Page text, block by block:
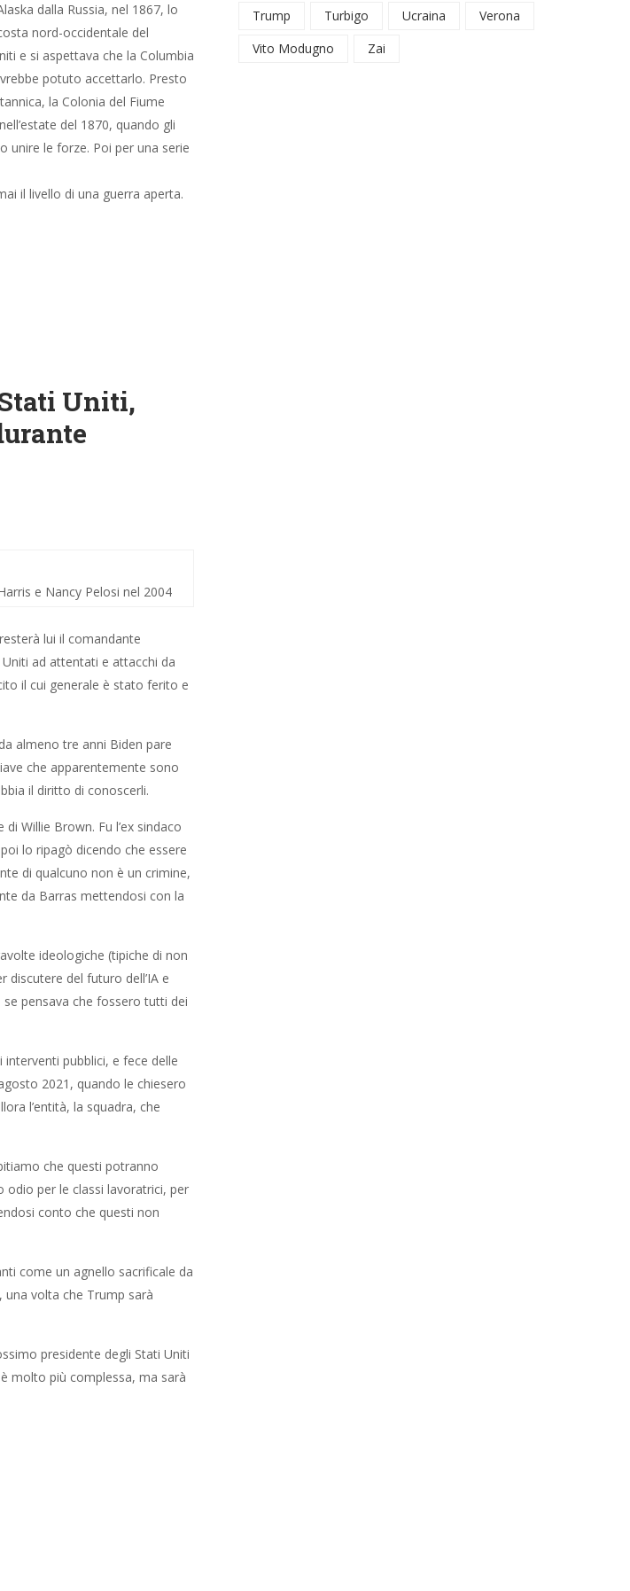
dalla Russia, nel 1867, lo
nord-occidentale del
e si aspettava che la Columbia
potuto accettarlo. Presto
la Colonia del Fiume
del 1870, quando gli
unire le forze. Poi per una serie
il livello di una guerra aperta.
Uniti,
e Nancy Pelosi nel 2004
lui il comandante
ad attentati e attacchi da
il cui generale è stato ferito e
almeno tre anni Biden pare
che apparentemente sono
il diritto di conoscerli.
Willie Brown. Fu l’ex sindaco
lo ripagò dicendo che essere
di qualcuno non è un crimine,
da Barras mettendosi con la
ideologiche (tipiche di non
del futuro dell’IA e
pensava che fossero tutti dei
pubblici, e fece delle
2021, quando le chiesero
l’entità, la squadra, che
che questi potranno
per le classi lavoratrici, per
conto che questi non
come un agnello sacrificale da
volta che Trump sarà
presidente degli Stati Uniti
molto più complessa, ma sarà
Trump
Turbigo Ucraina
Verona
Vito Modugno
Zai